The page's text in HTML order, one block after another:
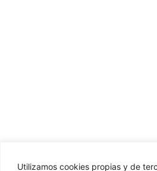
Utilizamos cookies propias y de